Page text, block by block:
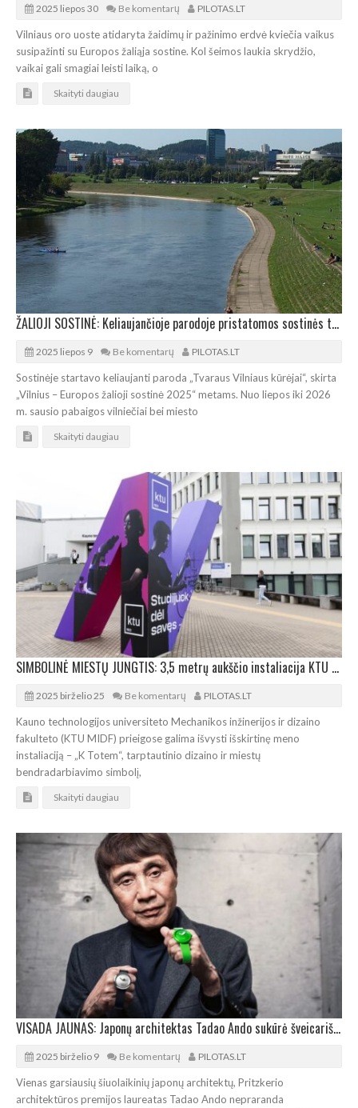
2025 liepos 30 Be komentarų PILOTAS.LT
Vilniaus oro uoste atidaryta žaidimų ir pažinimo erdvė kviečia vaikus
susipažinti su Europos žaliąja sostine. Kol šeimos laukia skrydžio,
vaikai gali smagiai leisti laiką, o
Skaityti daugiau
ŽALIOJI SOSTINĖ: Keliaujančioje parodoje pristatomos sostinės tvariosios iniciatyvos
2025 liepos 9 Be komentarų PILOTAS.LT
Sostinėje startavo keliaujanti paroda „Tvaraus Vilniaus kūrėjai“, skirta
„Vilnius – Europos žalioji sostinė 2025“ metams. Nuo liepos iki 2026
m. sausio pabaigos vilniečiai bei miesto
Skaityti daugiau
SIMBOLINĖ MIESTŲ JUNGTIS: 3,5 metrų aukščio instaliacija KTU miestelyje
2025 birželio 25 Be komentarų PILOTAS.LT
Kauno technologijos universiteto Mechanikos inžinerijos ir dizaino
fakulteto (KTU MIDF) prieigose galima išvysti išskirtinę meno
instaliaciją – „K Totem“, tarptautinio dizaino ir miestų
bendradarbiavimo simbolį,
Skaityti daugiau
VISADA JAUNAS: Japonų architektas Tadao Ando sukūrė šveicariškų laikrodžių seriją
2025 birželio 9 Be komentarų PILOTAS.LT
Vienas garsiausių šiuolaikinių japonų architektų, Pritzkerio
architektūros premijos laureatas Tadao Ando nepraranda